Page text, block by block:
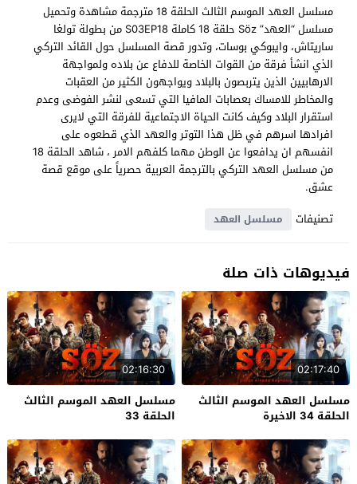
مسلسل العهد الموسم الثالث الحلقة 18 مترجمة مشاهدة وتحميل
مسلسل “العهد” Söz حلقة 18 كاملة S03EP18 من بطولة تولغا
ساريتاش، وايبوكي بوسات، وتدور قصة المسلسل حول القائد التركي
الذي انشأ فرقة من القوات الخاصة للدفاع عن بلاده ولمواجهة
الارهابيين الذين يتربصون بالبلاد ويواجهون الكثير من العقبات
والمخاطر للامساك بعصابات المافيا التي تسعى لنشر الفوضى وعدم
استقرار البلاد وكيف كانت الحياة الاجتماعية للفرقة التي لايرى
افرادها اسرهم في ظل هذا التوتر والعهد الذي قطعوه على
انفسهم ان يدافعوا عن الوطن مهما كلفهم الامر ، شاهد الحلقة 18
من مسلسل العهد التركي بالترجمة العربية حصرياً على موقع قصة
عشق.
تصنيفات
مسلسل العهد
فيديوهات ذات صلة
02:17:40
مسلسل العهد الموسم الثالث
الحلقة 34 الاخيرة
02:16:30
مسلسل العهد الموسم الثالث
الحلقة 33